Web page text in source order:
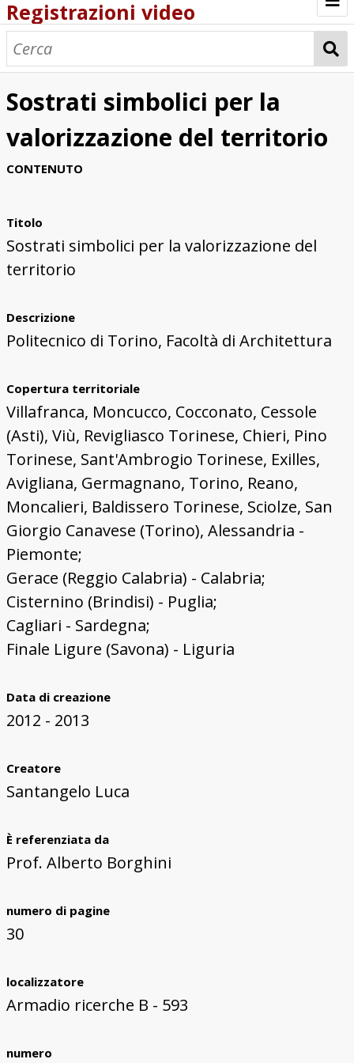
Registrazioni video
Browse
Sostrati simbolici per la
valorizzazione del territorio
CONTENUTO
Titolo
Sostrati simbolici per la valorizzazione del
territorio
Descrizione
Politecnico di Torino, Facoltà di Architettura
Copertura territoriale
Villafranca, Moncucco, Cocconato, Cessole
(Asti), Viù, Revigliasco Torinese, Chieri, Pino
Torinese, Sant'Ambrogio Torinese, Exilles,
Avigliana, Germagnano, Torino, Reano,
Moncalieri, Baldissero Torinese, Sciolze, San
Giorgio Canavese (Torino), Alessandria -
Piemonte;
Gerace (Reggio Calabria) - Calabria;
Cisternino (Brindisi) - Puglia;
Cagliari - Sardegna;
Finale Ligure (Savona) - Liguria
Data di creazione
2012 - 2013
Creatore
Santangelo Luca
È referenziata da
Prof. Alberto Borghini
numero di pagine
30
localizzatore
Armadio ricerche B - 593
numero